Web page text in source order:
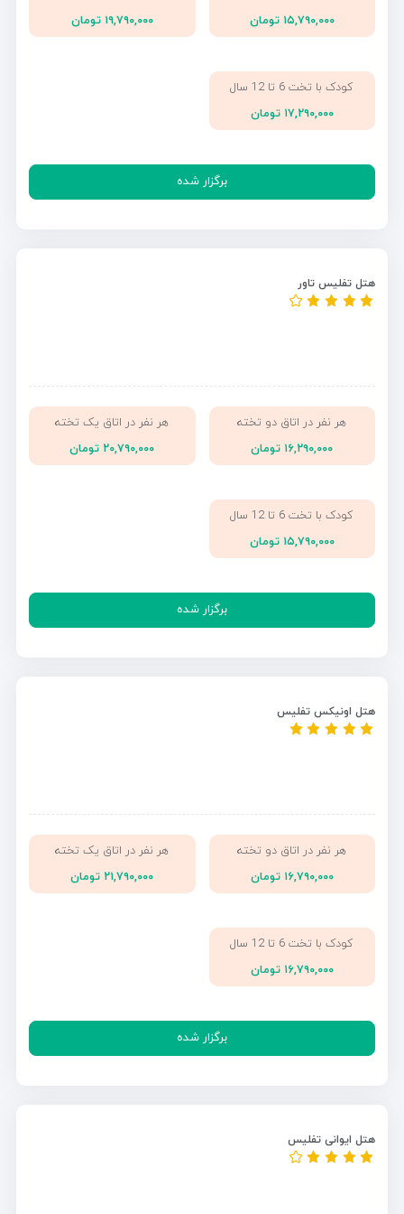
۱۵,۷۹۰,۰۰۰ تومان
۱۹,۷۹۰,۰۰۰ تومان
کودک با تخت 6 تا 12 سال
۱۷,۲۹۰,۰۰۰ تومان
برگزار شده
هتل تفلیس تاور
هر نفر در اتاق دو تخته
۱۶,۲۹۰,۰۰۰ تومان
هر نفر در اتاق یک تخته
۲۰,۷۹۰,۰۰۰ تومان
کودک با تخت 6 تا 12 سال
۱۵,۷۹۰,۰۰۰ تومان
برگزار شده
هتل اونیکس تفلیس
هر نفر در اتاق دو تخته
۱۶,۷۹۰,۰۰۰ تومان
هر نفر در اتاق یک تخته
۲۱,۷۹۰,۰۰۰ تومان
کودک با تخت 6 تا 12 سال
۱۶,۷۹۰,۰۰۰ تومان
برگزار شده
هتل ایوانی تفلیس